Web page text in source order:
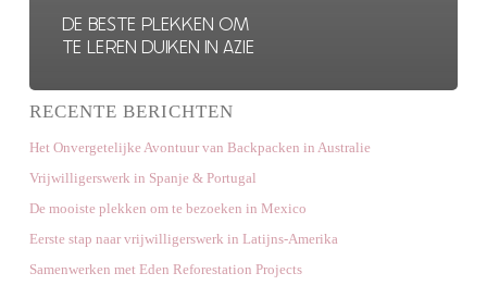
DE BESTE PLEKKEN OM
TE LEREN DUIKEN IN AZIE
RECENTE BERICHTEN
Het Onvergetelijke Avontuur van Backpacken in Australie
Vrijwilligerswerk in Spanje & Portugal
De mooiste plekken om te bezoeken in Mexico
Eerste stap naar vrijwilligerswerk in Latijns-Amerika
Samenwerken met Eden Reforestation Projects